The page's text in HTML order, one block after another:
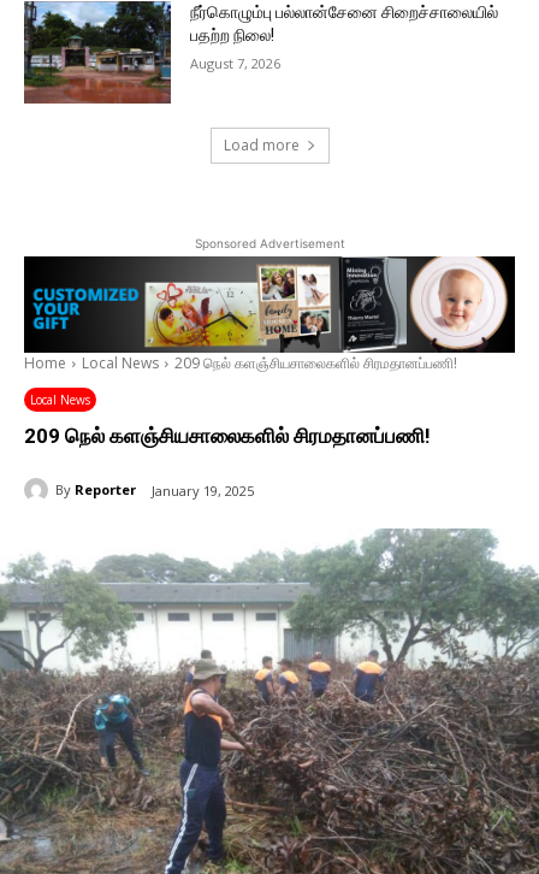
நீர்கொழும்பு பல்லான்சேனை சிறைச்சாலையில்
பதற்ற நிலை!
August 7, 2026
Load more